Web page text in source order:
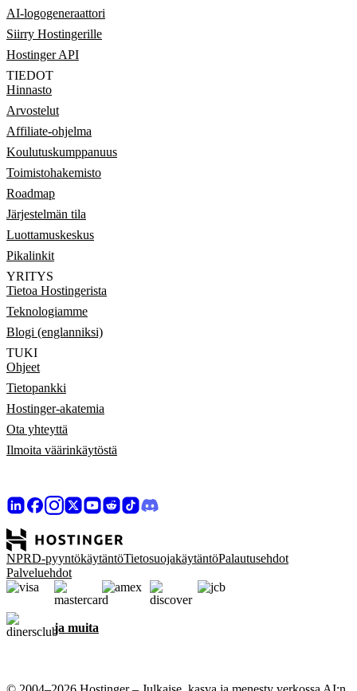
AI-logogeneraattori
Siirry Hostingerille
Hostinger API
TIEDOT
Hinnasto
Arvostelut
Affiliate-ohjelma
Koulutuskumppanuus
Toimistohakemisto
Roadmap
Järjestelmän tila
Luottamuskeskus
Pikalinkit
YRITYS
Tietoa Hostingerista
Teknologiamme
Blogi (englanniksi)
TUKI
Ohjeet
Tietopankki
Hostinger-akatemia
Ota yhteyttä
Ilmoita väärinkäytöstä
NPRD-pyyntökäytäntöTietosuojakäytäntöPalautusehdot
Palveluehdot
ja muita